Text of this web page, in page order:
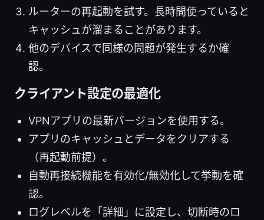
ルーターの再起動を試す。長時間使っていると
キャッシュが溜まることがあります。
他のデバイスで同様の問題が発生するか確
認。
クライアント設定の最適化
VPNアプリの最新バージョンを使用する。
アプリのキャッシュとデータをクリアする
（再起動前提）。
自動再接続機能を有効化/無効化して挙動を確
認。
ログレベルを「詳細」に設定し、切断時のロ